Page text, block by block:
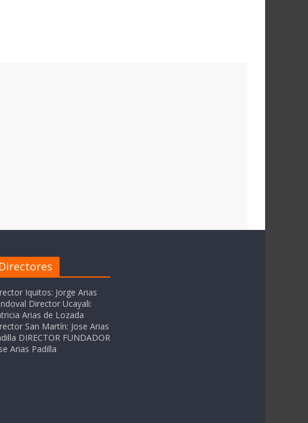
Directores
Iquitos: Jorge Arias
Director Ucayali:
Arias de Lozada
San Martín: Jose Arias
DIRECTOR FUNDADOR
Arias Padilla